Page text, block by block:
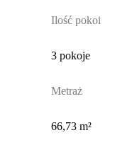
Ilość pokoi
3 pokoje
Metraż
66,73 m²